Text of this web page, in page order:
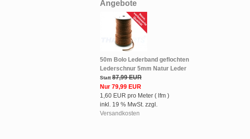
Angebote
50m Bolo Lederband geflochten
Lederschnur 5mm Natur Leder
Statt87,99 EUR
Nur 79,99 EUR
1,60 EUR pro Meter ( lfm )
inkl. 19 % MwSt. zzgl.
Versandkosten